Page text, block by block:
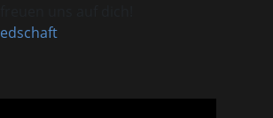
anerkannt.